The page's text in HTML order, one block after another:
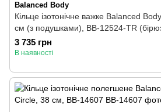
Balanced Body
Кільце ізотонічне важке Balanced
см (з подушками), BB-12524-TR
3 735 грн
В наявності